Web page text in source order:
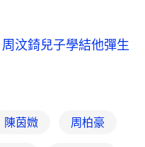
汶錡兒子學結他彈生
陳茵媺 周柏豪